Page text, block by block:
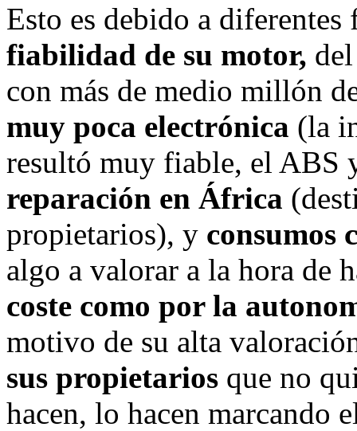
Esto es debido a diferentes
fiabilidad de su motor,
con más de medio millón
muy poca electrónica (la
resultó muy fiable, el ABS
reparación en África
propietarios), y consumos
algo a valorar a la hora de
coste como por la
motivo de su alta
sus propietarios que no
hacen, lo hacen marcando